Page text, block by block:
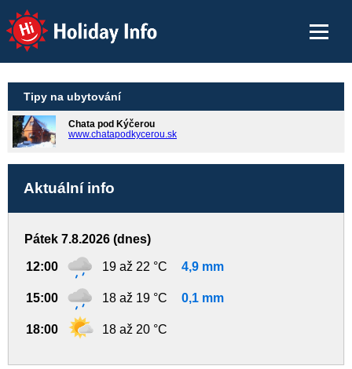
Holiday Info
Tipy na ubytování
Chata pod Kýčerou
www.chatapodkycerou.sk
Aktuální info
Pátek 7.8.2026 (dnes)
12:00 19 až 22 °C 4,9 mm
15:00 18 až 19 °C 0,1 mm
18:00 18 až 20 °C